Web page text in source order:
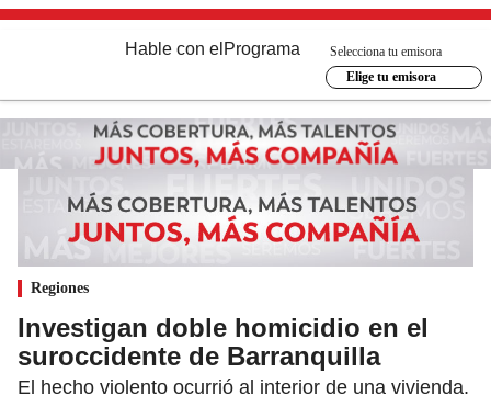
Hable con el Programa
Selecciona tu emisora
Elige tu emisora
Regiones
Investigan doble homicidio en el
suroccidente de Barranquilla
El hecho violento ocurrió al interior de una vivienda.